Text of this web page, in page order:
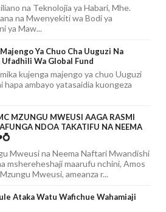
na Teknolojia ya Habari, Mhe.
na Mwenyekiti wa Bodi ya
ya Maw...
Ya Chuo Cha Uuguzi Na
Wa Global Fund
kujenga majengo ya chuo Uuguzi
hapa ambayo yatasaidia kuongeza
MZUNGU MWEUSI AAGA RASMI
NDOA TAKATIFU NA NEEMA
Mweusi na Neema Naftari Mwandishi
mshereheshaji maarufu nchini, Amos
Mweusi, ameanza r...
Ataka Watu Wafichue Wahamiaji